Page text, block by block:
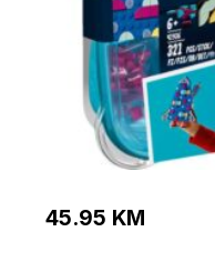
45.95 KM